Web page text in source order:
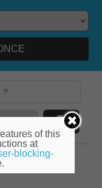
of this
at
blocking-